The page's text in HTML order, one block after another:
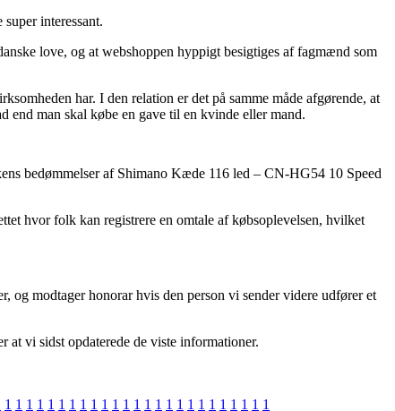
interessant.
love, og at webshoppen hyppigt besigtiges af fagmænd som
har. I den relation er det på samme måde afgørende, at
end man skal købe en gave til en kvinde eller mand.
bedømmelser af Shimano Kæde 116 led – CN-HG54 10 Speed
hvor folk kan registrere en omtale af købsoplevelsen, hvilket
og modtager honorar hvis den person vi sender videre udfører et
vi sidst opdaterede de viste informationer.
1 1 1 1 1 1 1 1 1 1 1 1 1 1 1 1 1 1 1 1 1 1 1 1 1